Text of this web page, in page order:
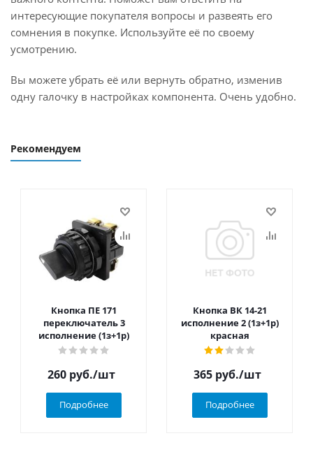
интересующие покупателя вопросы и развеять его
сомнения в покупке. Используйте её по своему
усмотрению.
Вы можете убрать её или вернуть обратно, изменив
одну галочку в настройках компонента. Очень удобно.
Рекомендуем
Кнопка ПЕ 171
переключатель 3
исполнение (1з+1р)
260 руб./шт
Подробнее
Кнопка ВК 14-21
исполнение 2 (1з+1р)
красная
365 руб./шт
Подробнее